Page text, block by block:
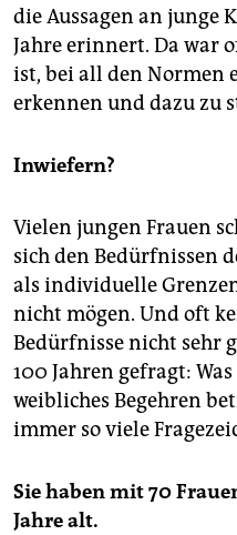
die Aussagen an junge
Jahre erinnert. Da war
ist, bei all den Normen
erkennen und dazu zu
Inwiefern?
Vielen jungen Frauen
sich den Bedürfnissen
als individuelle
nicht mögen. Und oft
Bedürfnisse nicht sehr
100 Jahren gefragt:
weibliches Begehren
immer so viele
Sie haben mit 70
Jahre alt.